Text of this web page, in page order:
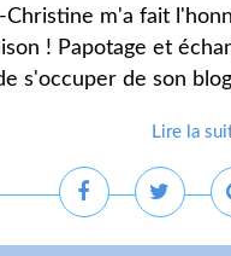
m'a fait
! Papotage et
s'occuper de son
Lire la